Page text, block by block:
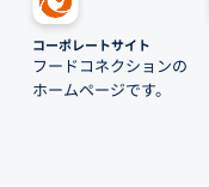
コーポレートサイト
フードコネクションの
ホームページです。